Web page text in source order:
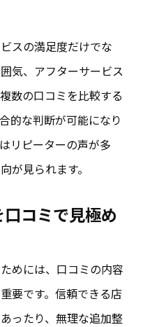
スの満足度だけでな
気、アフターサービス
数の口コミを比較する
的な判断が可能になり
リピーターの声が多
が見られます。
コミで見極め
めには、口コミの内容
要です。信頼できる店
ったり、無理な追加整